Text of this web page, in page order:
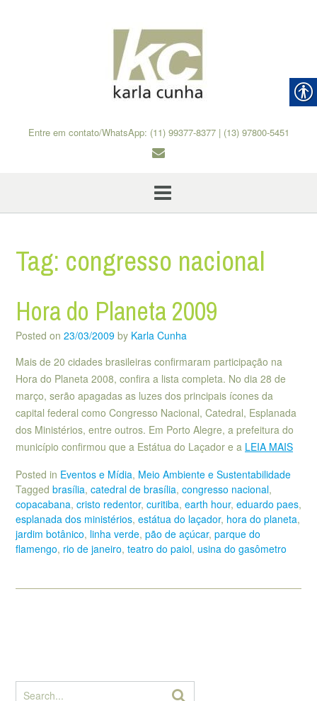
Entre em contato/WhatsApp: (11) 99377-8377 | (13) 97800-5451
Tag: congresso nacional
Hora do Planeta 2009
Posted on 23/03/2009 by Karla Cunha
Mais de 20 cidades brasileiras confirmaram participação na
Hora do Planeta 2008, confira a lista completa. No dia 28 de
março, serão apagadas as luzes dos principais ícones da
capital federal como Congresso Nacional, Catedral, Esplanada
dos Ministérios, entre outros. Em Porto Alegre, a prefeitura do
município confirmou que a Estátua do Laçador e a LEIA MAIS
Posted in Eventos e Mídia, Meio Ambiente e Sustentabilidade
Tagged brasília, catedral de brasília, congresso nacional,
copacabana, cristo redentor, curitiba, earth hour, eduardo paes,
esplanada dos ministérios, estátua do laçador, hora do planeta,
jardim botânico, linha verde, pão de açúcar, parque do
flamengo, rio de janeiro, teatro do paiol, usina do gasômetro